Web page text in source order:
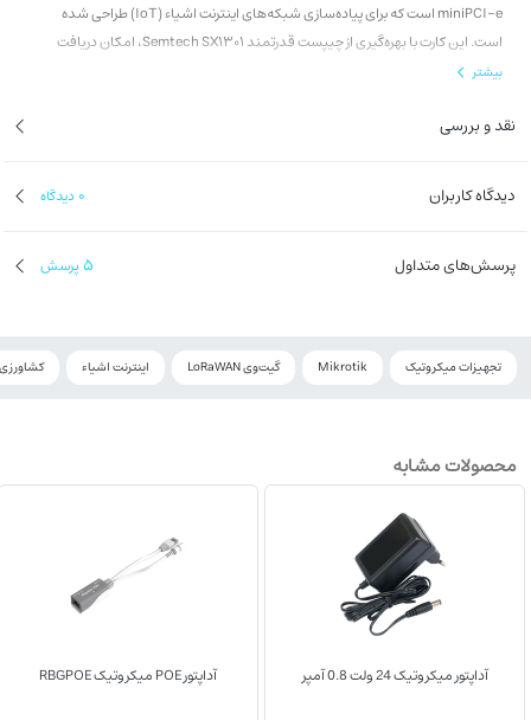
miniPCI-e است که برای پیاده‌سازی شبکه‌های اینترنت اشیاء (IoT) طراحی شده
است. این کارت با بهره‌گیری از چیپست قدرتمند Semtech SX1301، امکان دریافت
می‌شود.
بیشتر
نقد و بررسی
دیدگاه کاربران 0 دیدگاه
پرسش‌های متداول 5 پرسش
تجهیزات میکروتیک Mikrotik گیت‌وی LoRaWAN اینترنت اشیاء
محصولات مشابه
آداپتور میکروتیک 24 ولت 0.8 آمپر آداپتور POE میکروتیک RBGPOE